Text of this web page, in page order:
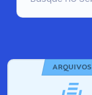
ARQUIVOS